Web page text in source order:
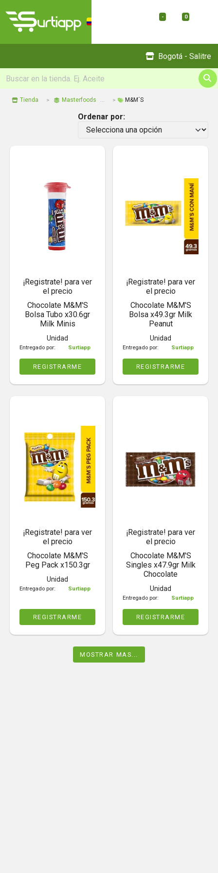
- 0
Bogotá - Salitre
Tienda Masterfoods M&M´S
Ordenar por:
¡Registrate! para ver
el precio
Chocolate M&M'S
Bolsa Tubo x30.6gr
Milk Minis
Unidad
Entregado por: Surtiapp
REGISTRARME
¡Registrate! para ver
el precio
Chocolate M&M'S
Bolsa x49.3gr Milk
Peanut
Unidad
Entregado por: Surtiapp
REGISTRARME
¡Registrate! para ver
el precio
Chocolate M&M'S
Peg Pack x150.3gr
Unidad
Entregado por: Surtiapp
REGISTRARME
¡Registrate! para ver
el precio
Chocolate M&M'S
Singles x47.9gr Milk
Chocolate
Unidad
Entregado por: Surtiapp
REGISTRARME
MOSTRAR MAS...